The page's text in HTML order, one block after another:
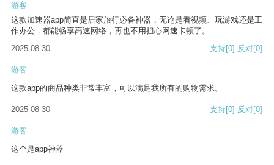
游客
这款加速器app简直是居家旅行必备神器，无论是看视频、玩游戏还是工
作办公，都能畅享高速网络，再也不用担心网速卡顿了。
2025-08-30
支持[0] 反对[0]
游客
这款app的商品种类非常丰富，可以满足我所有的购物需求。
2025-08-30 支持[0] 反对[0]
游客
这个是app神器